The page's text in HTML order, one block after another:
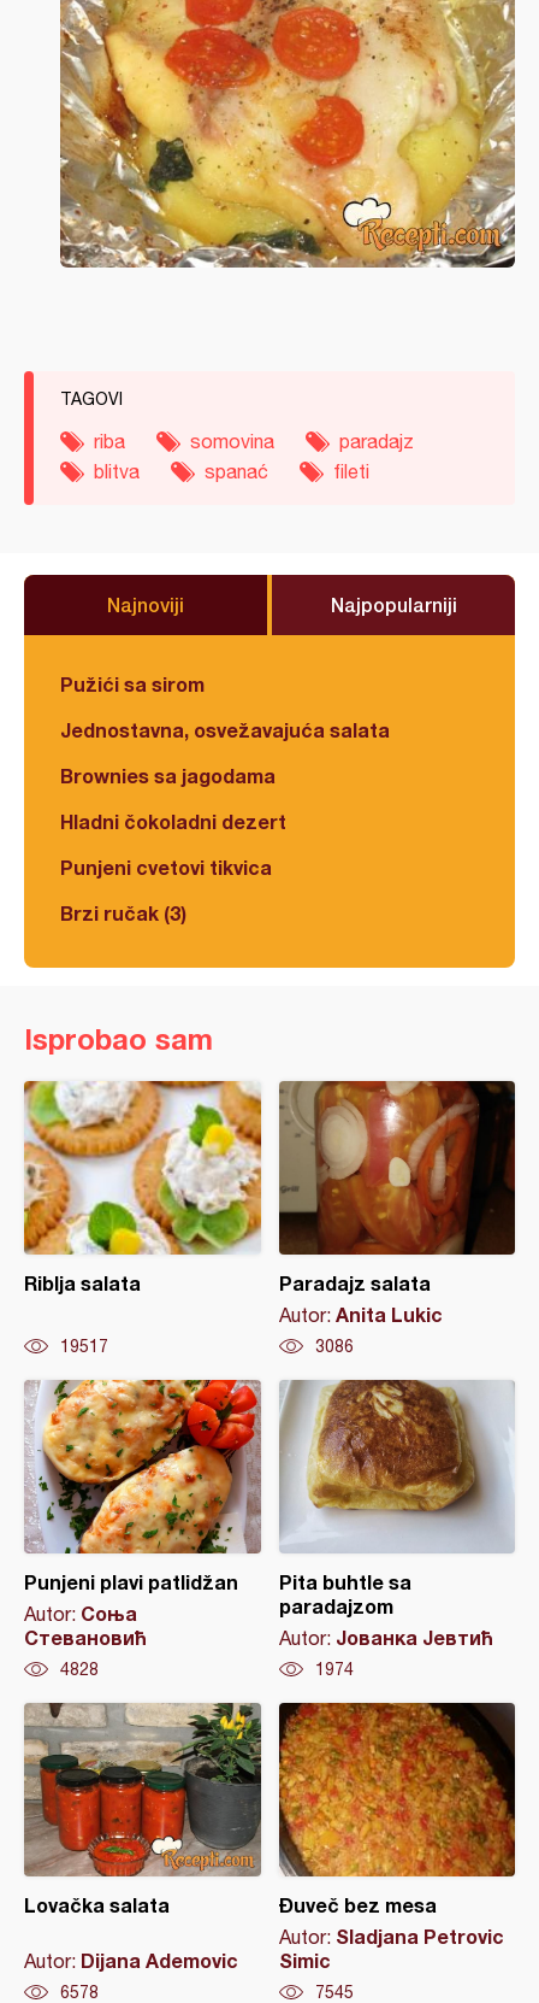
TAGOVI
riba somovina
paradajz
blitva
spanać fileti
Najnoviji Najpopularniji
Pužići sa sirom
Jednostavna, osvežavajuća salata
Brownies sa jagodama
Hladni čokoladni dezert
Punjeni cvetovi tikvica
Brzi ručak (3)
Isprobao sam
Riblja salata
19517
Paradajz salata
Autor: Anita Lukic
3086
Punjeni plavi patlidžan
Autor: Соња
Стевановић
4828
Pita buhtle sa
paradajzom
Autor: Јованка Јевтић
1974
Lovačka salata
Autor: Dijana Ademovic
6578
Đuveč bez mesa
Autor: Sladjana Petrovic
Simic
7545